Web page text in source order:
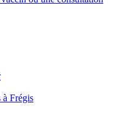
à Frégis